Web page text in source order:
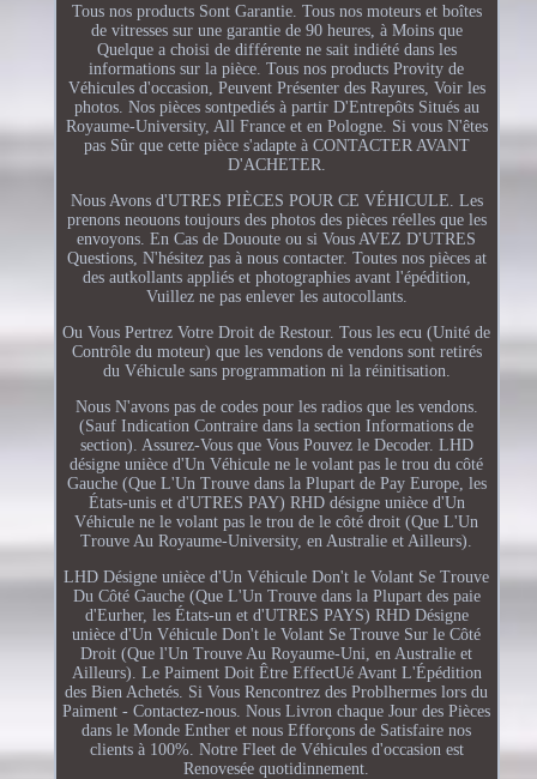
Tous nos products Sont Garantie. Tous nos moteurs et boîtes
de vitresses sur une garantie de 90 heures, à Moins que
Quelque a choisi de différente ne sait indiété dans les
informations sur la pièce. Tous nos products Provity de
Véhicules d'occasion, Peuvent Présenter des Rayures, Voir les
photos. Nos pièces sontpediés à partir D'Entrepôts Situés au
Royaume-University, All France et en Pologne. Si vous N'êtes
pas Sûr que cette pièce s'adapte à CONTACTER AVANT
D'ACHETER.
Nous Avons d'UTRES PIÈCES POUR CE VÉHICULE. Les
prenons neouons toujours des photos des pièces réelles que les
envoyons. En Cas de Dououte ou si Vous AVEZ D'UTRES
Questions, N'hésitez pas à nous contacter. Toutes nos pièces at
des autkollants appliés et photographies avant l'épédition,
Vuillez ne pas enlever les autocollants.
Ou Vous Pertrez Votre Droit de Restour. Tous les ecu (Unité de
Contrôle du moteur) que les vendons de vendons sont retirés
du Véhicule sans programmation ni la réinitisation.
Nous N'avons pas de codes pour les radios que les vendons.
(Sauf Indication Contraire dans la section Informations de
section). Assurez-Vous que Vous Pouvez le Decoder. LHD
désigne unièce d'Un Véhicule ne le volant pas le trou du côté
Gauche (Que L'Un Trouve dans la Plupart de Pay Europe, les
États-unis et d'UTRES PAY) RHD désigne unièce d'Un
Véhicule ne le volant pas le trou de le côté droit (Que L'Un
Trouve Au Royaume-University, en Australie et Ailleurs).
LHD Désigne unièce d'Un Véhicule Don't le Volant Se Trouve
Du Côté Gauche (Que L'Un Trouve dans la Plupart des paie
d'Eurher, les États-un et d'UTRES PAYS) RHD Désigne
unièce d'Un Véhicule Don't le Volant Se Trouve Sur le Côté
Droit (Que l'Un Trouve Au Royaume-Uni, en Australie et
Ailleurs). Le Paiment Doit Être EffectUé Avant L'Épédition
des Bien Achetés. Si Vous Rencontrez des Problhermes lors du
Paiment - Contactez-nous. Nous Livron chaque Jour des Pièces
dans le Monde Enther et nous Efforçons de Satisfaire nos
clients à 100%. Notre Fleet de Véhicules d'occasion est
Renovesée quotidinnement.